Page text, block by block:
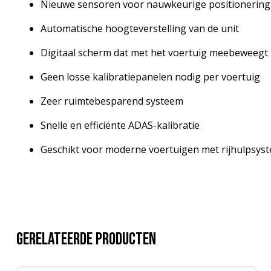
Nieuwe sensoren voor nauwkeurige positionering
Automatische hoogteverstelling van de unit
Digitaal scherm dat met het voertuig meebeweegt
Geen losse kalibratiepanelen nodig per voertuig
Zeer ruimtebesparend systeem
Snelle en efficiënte ADAS-kalibratie
Geschikt voor moderne voertuigen met
Gerelateerde producten